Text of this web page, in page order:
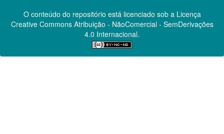
O conteúdo do repositório está licenciado sob a Licença
Creative CommonsAtribuição - NãoComercial - SemDerivações
4.0 Internacional.